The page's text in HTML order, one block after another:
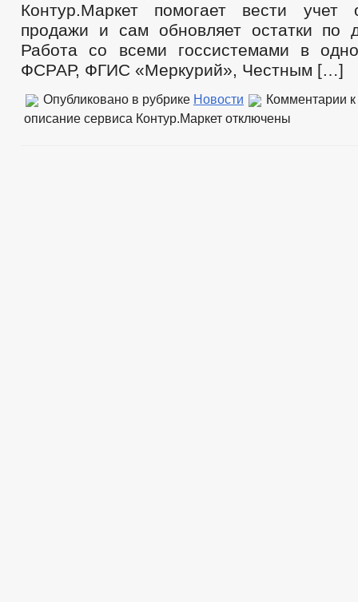
Контур.Маркет помогает вести учет
продажи и сам обновляет остатки по
Работа со всеми госсистемами в
ФСРАР, ФГИС «Меркурий», Честным […]
Опубликовано в рубрике Новости Комментарии
описание сервиса Контур.Маркет отключены